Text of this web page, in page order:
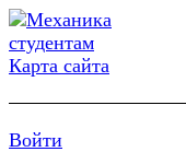
Карта сайта
Войти